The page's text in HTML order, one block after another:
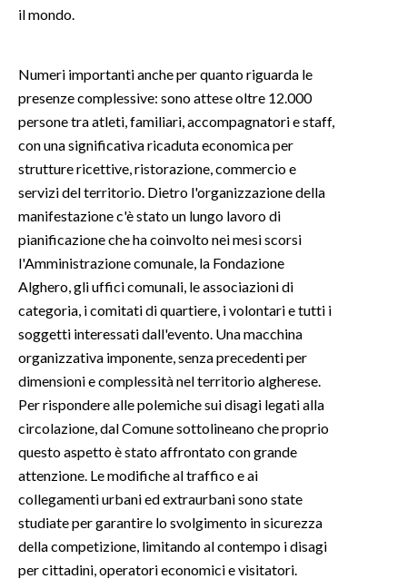
#CARAUNIONE
INSULARITÀ
INFO AZIENDE
ABBONATI
NECROLOGI
PUBBLICITÀ
SPIAGGE
STORE
il mondo.
Numeri importanti anche per quanto riguarda le
presenze complessive: sono attese oltre 12.000
persone tra atleti, familiari, accompagnatori e staff,
con una significativa ricaduta economica per
strutture ricettive, ristorazione, commercio e
servizi del territorio. Dietro l'organizzazione della
manifestazione c'è stato un lungo lavoro di
pianificazione che ha coinvolto nei mesi scorsi
l'Amministrazione comunale, la Fondazione
Alghero, gli uffici comunali, le associazioni di
categoria, i comitati di quartiere, i volontari e tutti i
soggetti interessati dall'evento. Una macchina
organizzativa imponente, senza precedenti per
dimensioni e complessità nel territorio algherese.
Per rispondere alle polemiche sui disagi legati alla
circolazione, dal Comune sottolineano che proprio
questo aspetto è stato affrontato con grande
attenzione. Le modifiche al traffico e ai
collegamenti urbani ed extraurbani sono state
studiate per garantire lo svolgimento in sicurezza
della competizione, limitando al contempo i disagi
per cittadini, operatori economici e visitatori.